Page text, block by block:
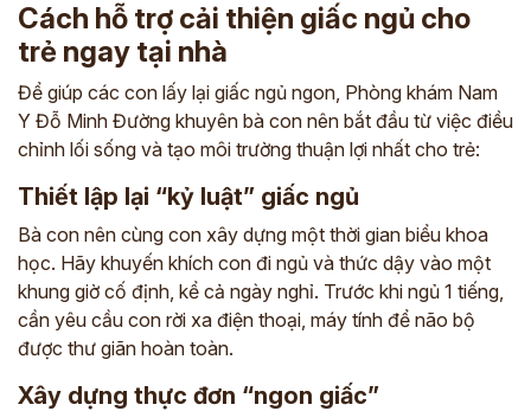
Cách hỗ trợ cải thiện giấc ngủ cho
trẻ ngay tại nhà
Để giúp các con lấy lại giấc ngủ ngon, Phòng khám Nam
Y Đỗ Minh Đường khuyên bà con nên bắt đầu từ việc điều
chỉnh lối sống và tạo môi trường thuận lợi nhất cho trẻ:
Thiết lập lại “kỷ luật” giấc ngủ
Bà con nên cùng con xây dựng một thời gian biểu khoa
học. Hãy khuyến khích con đi ngủ và thức dậy vào một
khung giờ cố định, kể cả ngày nghỉ. Trước khi ngủ 1 tiếng,
cần yêu cầu con rời xa điện thoại, máy tính để não bộ
được thư giãn hoàn toàn.
Xây dựng thực đơn “ngon giấc”